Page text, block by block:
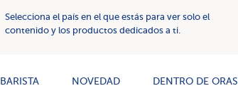
Selecciona el país en el que estás para ver solo el
contenido y los productos dedicados a ti.
BARISTA NOVEDAD DENTRO DE